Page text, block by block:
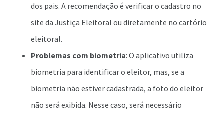
dos pais. A recomendação é verificar o cadastro no
site da Justiça Eleitoral ou diretamente no cartório
eleitoral.
Problemas com biometria: O aplicativo utiliza
biometria para identificar o eleitor, mas, se a
biometria não estiver cadastrada, a foto do eleitor
não será exibida. Nesse caso, será necessário